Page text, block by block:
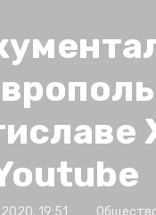
19:51